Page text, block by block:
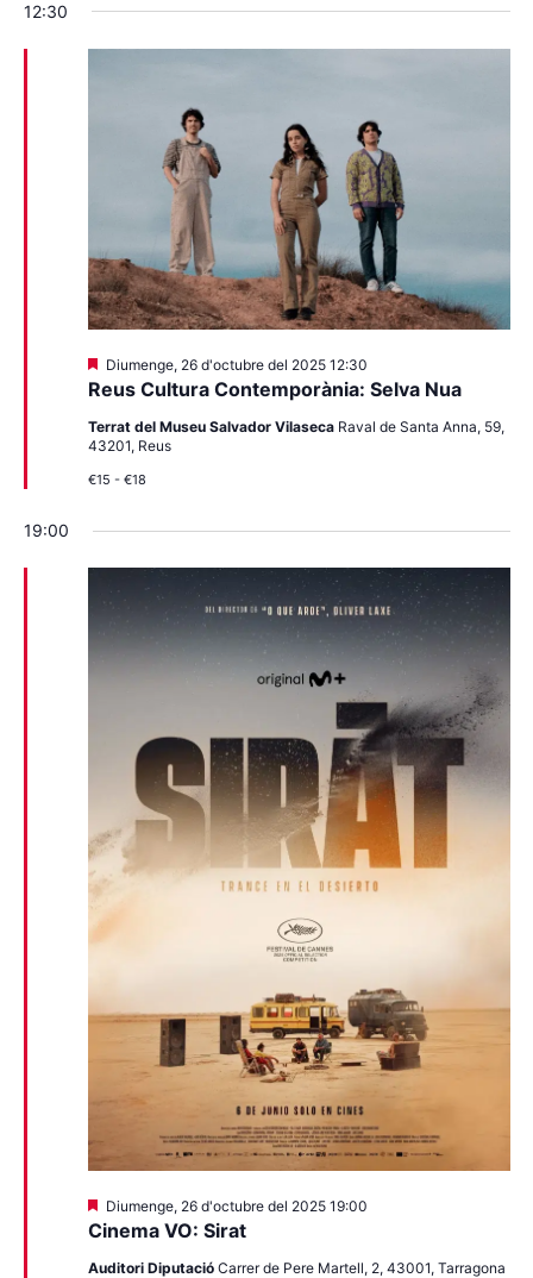
12:30
Reus Cultura Contemporània: Selva Nua
Destacats
Diumenge, 26 d'octubre del 2025 12:30
Terrat del Museu Salvador Vilaseca Raval de Santa Anna, 59,
43201, Reus
€15 - €18
19:00
Cinema VO: Sirat
Destacats
Diumenge, 26 d'octubre del 2025 19:00
Auditori Diputació Carrer de Pere Martell, 2, 43001, Tarragona